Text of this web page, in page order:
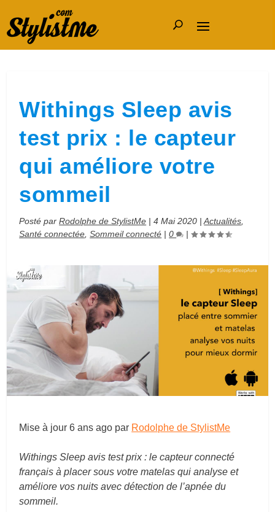
Withings Sleep avis
test prix : le capteur
qui améliore votre
sommeil
Posté parRodolphe de StylistMe |4 Mai 2020 |Actualités
Santé connectée ,Sommeil connecté |0 |
Mise à jour6 ans ago par Rodolphe de StylistMe
Withings Sleep avis test prix : le capteur connecté
français à placer sous votre matelas qui analyse et
améliore vos nuits avec détection de l’apnée du
sommeil.